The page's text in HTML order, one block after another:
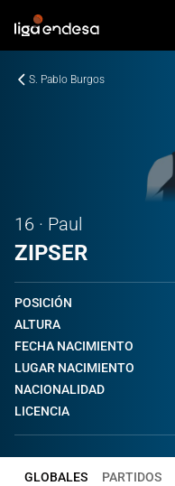
S. Pablo Burgos
16 · Paul
ZIPSER
POSICIÓN
ALTURA
FECHA NACIMIENTO
LUGAR NACIMIENTO
NACIONALIDAD
LICENCIA
GLOBALES PARTIDOS